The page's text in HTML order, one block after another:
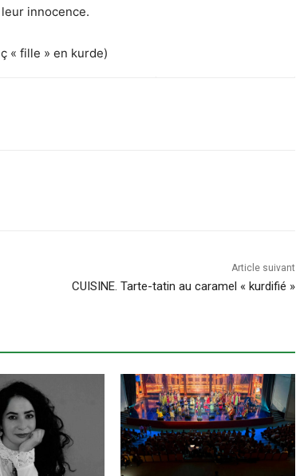
innocence.
« fille » en kurde)
Article suivant
CUISINE. Tarte-tatin au caramel « kurdifié »